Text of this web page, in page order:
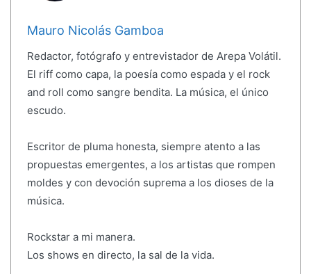
Mauro Nicolás Gamboa
Redactor, fotógrafo y entrevistador de Arepa Volátil.
El riff como capa, la poesía como espada y el rock
and roll como sangre bendita. La música, el único
escudo.
Escritor de pluma honesta, siempre atento a las
propuestas emergentes, a los artistas que rompen
moldes y con devoción suprema a los dioses de la
música.
Rockstar a mi manera.
Los shows en directo, la sal de la vida.